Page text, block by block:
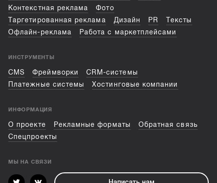
Контекстная реклама
Фото
Таргетированная реклама
Дизайн PR
Тексты
Офлайн-реклама
Работа с маркетплейсами
ИНСТРУМЕНТЫ
CMS Фреймворки
CRM-системы
Платежные системы
Хостинговые компании
ИНФОРМАЦИЯ
О проекте Рекламные форматы
Обратная связь
Спецпроекты
МЫ НА СВЯЗИ